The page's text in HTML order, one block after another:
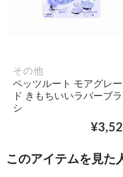
その他
ペッツルート モアグレー
ド きもちいいラバーブラ
シ
このアイテムを見た